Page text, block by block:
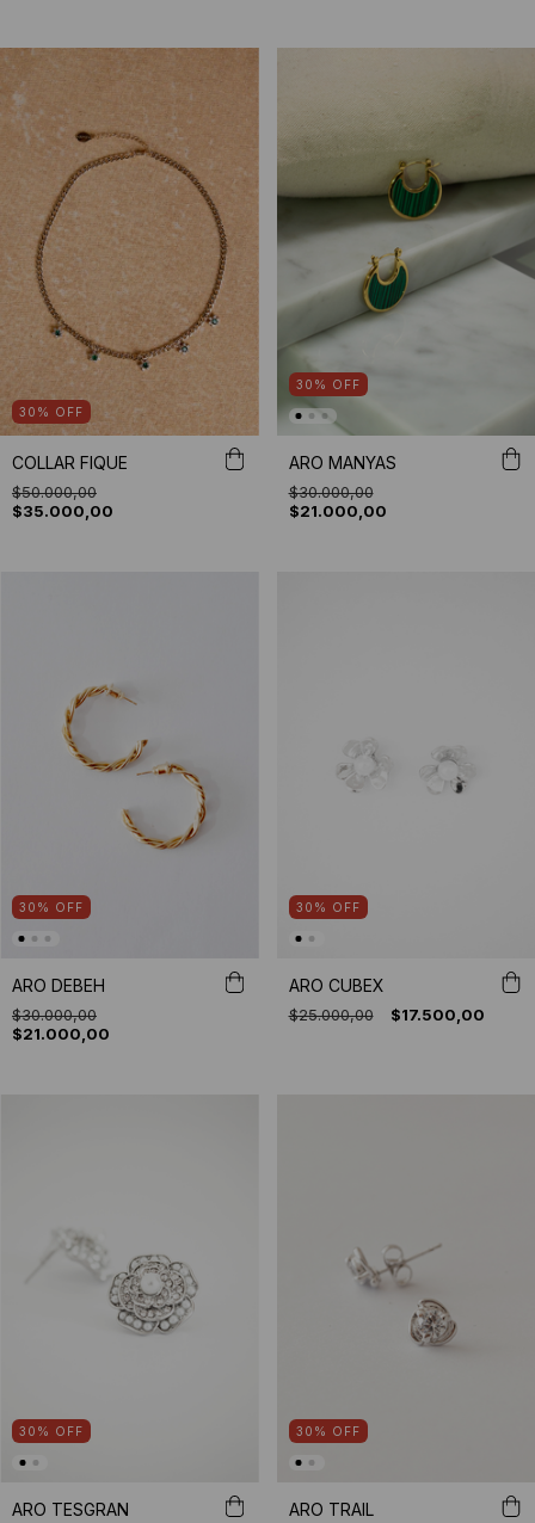
30 % OFF
COLLAR FIQUE
$50.000,00
$35.000,00
30 % OFF
ARO MANYAS
$30.000,00
$21.000,00
30 % OFF
ARO DEBEH
$30.000,00
$21.000,00
30 % OFF
ARO CUBEX
$25.000,00 $17.500,00
30 % OFF
ARO TESGRAN
30 % OFF
ARO TRAIL